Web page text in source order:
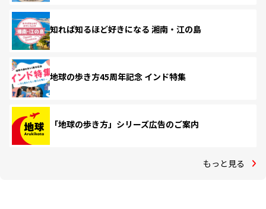
知れば知るほど好きになる 湘南・江の島
地球の歩き方45周年記念 インド特集
「地球の歩き方」シリーズ広告のご案内
もっと見る